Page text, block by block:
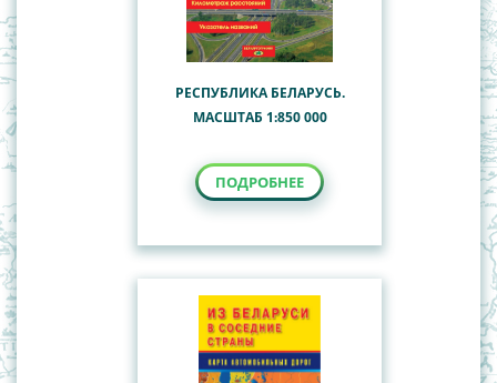
РЕСПУБЛИКА БЕЛАРУСЬ.
МАСШТАБ 1:850 000
ПОДРОБНЕЕ